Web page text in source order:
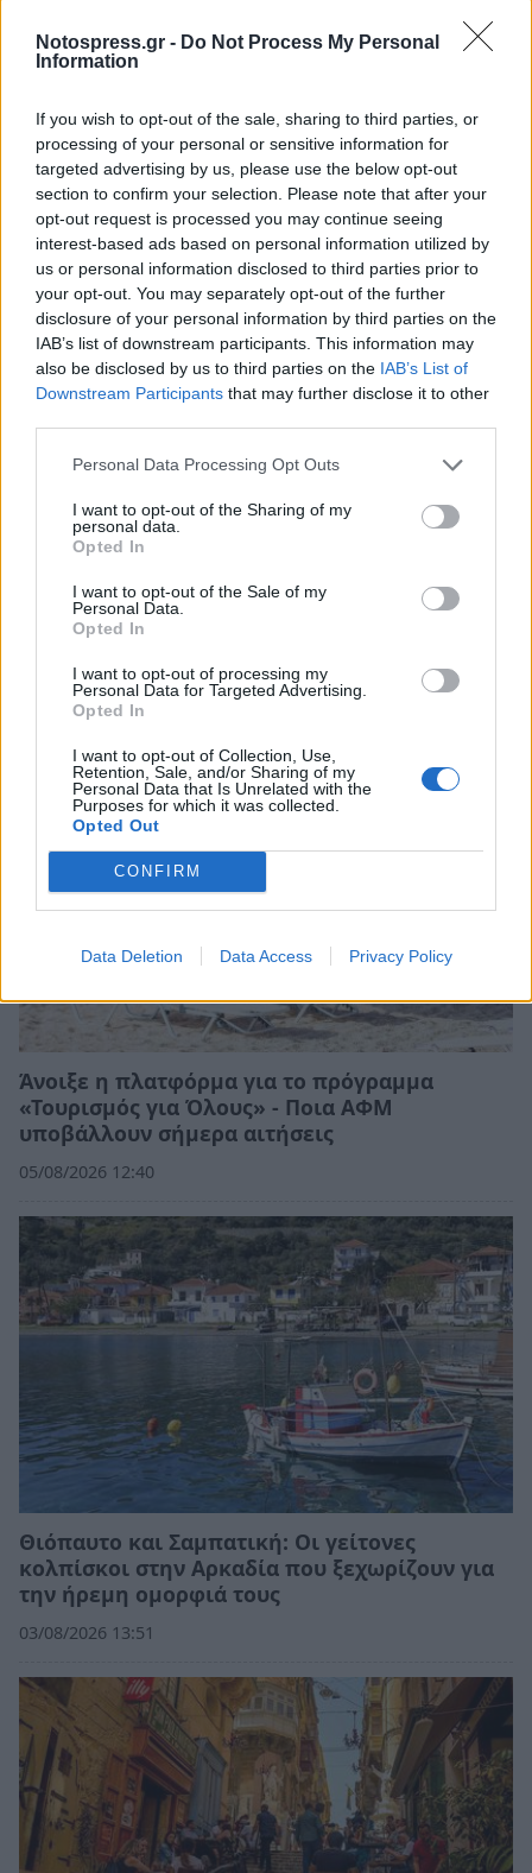
Notospress.gr - Do Not Process My Personal
Information
If you wish to opt-out of the sale, sharing to third parties, or
processing of your personal or sensitive information for
targeted advertising by us, please use the below opt-out
section to confirm your selection. Please note that after your
opt-out request is processed you may continue seeing
interest-based ads based on personal information utilized by
us or personal information disclosed to third parties prior to
your opt-out. You may separately opt-out of the further
disclosure of your personal information by third parties on the
IAB’s list of downstream participants. This information may
also be disclosed by us to third parties on the IAB’s List of
Downstream Participants that may further disclose it to other
Personal Data Processing Opt Outs
I want to opt-out of the Sharing of my
personal data.
Opted In
I want to opt-out of the Sale of my
Personal Data.
Opted In
I want to opt-out of processing my
Personal Data for Targeted Advertising.
Opted In
I want to opt-out of Collection, Use,
Retention, Sale, and/or Sharing of my
Personal Data that Is Unrelated with the
Purposes for which it was collected.
Opted Out
CONFIRM
Data Deletion Data Access Privacy Policy
Σχετικά Άρθρα
Άνοιξε η πλατφόρμα για το πρόγραμμα
«Τουρισμός για Όλους» - Ποια ΑΦΜ
υποβάλλουν σήμερα αιτήσεις
05/08/2026 12:40
Θιόπαυτο και Σαμπατική: Οι γείτονες
κολπίσκοι στην Αρκαδία που ξεχωρίζουν για
την ήρεμη ομορφιά τους
03/08/2026 13:51